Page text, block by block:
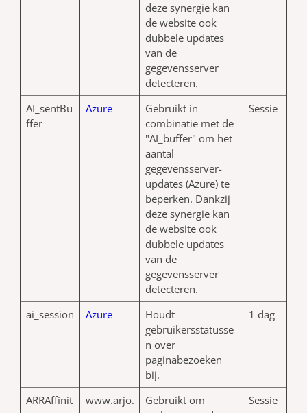
deze synergie kan
de website ook
dubbele updates
van de
gegevensserver
detecteren.
AI_sentBu
ffer
Azure
Gebruikt in
combinatie met de
"AI_buffer" om het
aantal
gegevensserver-
updates (Azure) te
beperken. Dankzij
deze synergie kan
de website ook
dubbele updates
van de
gegevensserver
detecteren.
Sessie
ai_session Azure
Houdt
gebruikersstatusse
n over
paginabezoeken
bij.
1 dag
ARRAffinit
www.arjo.
Gebruikt om
Sessie